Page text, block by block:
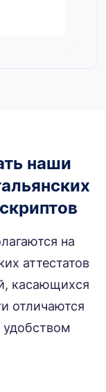
наши
на
аттестатов
касающихся
отличаются